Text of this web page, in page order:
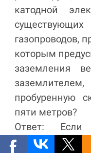
катодной
газопроводов,
которым
заземления
пробуренную
пяти метров?
Ответ: Если